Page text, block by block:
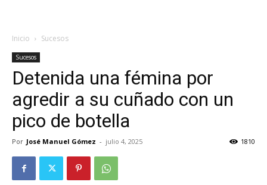
Inicio Sucesos
Sucesos
Detenida una fémina por
agredir a su cuñado con un
pico de botella
Por José Manuel Gómez - julio 4, 2025 1810